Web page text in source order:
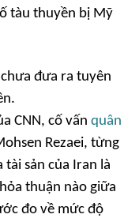
tàu thuyền bị Mỹ
đưa ra tuyên
CNN, cố vấn quân
Rezaei, từng
sản của Iran là
thuận nào giữa
đo về mức độ